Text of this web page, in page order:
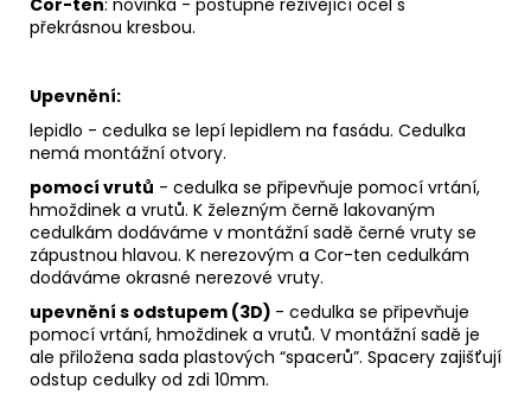
Cor-ten: novinka - postupně rezivějící ocel s
překrásnou kresbou.
Upevnění:
lepidlo - cedulka se lepí lepidlem na fasádu. Cedulka
nemá montážní otvory.
pomocí vrutů - cedulka se připevňuje pomocí vrtání,
hmoždinek a vrutů. K železným černě lakovaným
cedulkám dodáváme v montážní sadě černé vruty se
zápustnou hlavou. K nerezovým a Cor-ten cedulkám
dodáváme okrasné nerezové vruty.
upevnění s odstupem (3D) - cedulka se připevňuje
pomocí vrtání, hmoždinek a vrutů. V montážní sadě je
ale přiložena sada plastových “spacerů”. Spacery zajišťují
odstup cedulky od zdi 10mm.